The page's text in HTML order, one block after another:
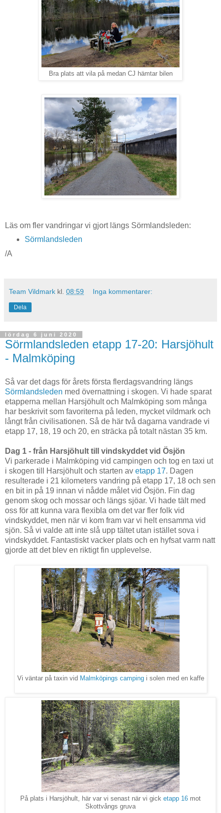
Bra plats att vila på medan CJ hämtar bilen
Läs om fler vandringar vi gjort längs Sörmlandsleden:
Sörmlandsleden
/A
Team Vildmark kl. 08:59 Inga kommentarer:
Dela
lördag 6 juni 2020
Sörmlandsleden etapp 17-20: Harsjöhult
- Malmköping
Så var det dags för årets första flerdagsvandring längs
Sörmlandsleden med övernattning i skogen. Vi hade sparat
etapperna mellan Harsjöhult och Malmköping som många
har beskrivit som favoriterna på leden, mycket vildmark och
långt från civilisationen. Så de här två dagarna vandrade vi
etapp 17, 18, 19 och 20, en sträcka på totalt nästan 35 km.
Dag 1 - från Harsjöhult till vindskyddet vid Ösjön
Vi parkerade i Malmköping vid campingen och tog en taxi ut
i skogen till Harsjöhult och starten av etapp 17. Dagen
resulterade i 21 kilometers vandring på etapp 17, 18 och sen
en bit in på 19 innan vi nådde målet vid Ösjön. Fin dag
genom skog och mossar och längs sjöar. Vi hade tält med
oss för att kunna vara flexibla om det var fler folk vid
vindskyddet, men när vi kom fram var vi helt ensamma vid
sjön. Så vi valde att inte slå upp tältet utan istället sova i
vindskyddet. Fantastiskt vacker plats och en hyfsat varm natt
gjorde att det blev en riktigt fin upplevelse.
Vi väntar på taxin vid Malmköpings campingi solen med en kaffe
På plats i Harsjöhult, här var vi senast när vi gick etapp 16 mot
Skottvångs gruva